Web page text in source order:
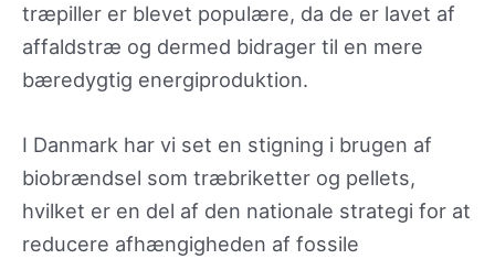
træpiller er blevet populære, da de er lavet af
affaldstræ og dermed bidrager til en mere
bæredygtig energiproduktion.
I Danmark har vi set en stigning i brugen af
biobrændsel som træbriketter og pellets,
hvilket er en del af den nationale strategi for at
reducere afhængigheden af fossile